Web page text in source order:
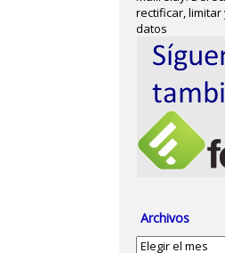
rectificar,
datos
Archivos
Archivos